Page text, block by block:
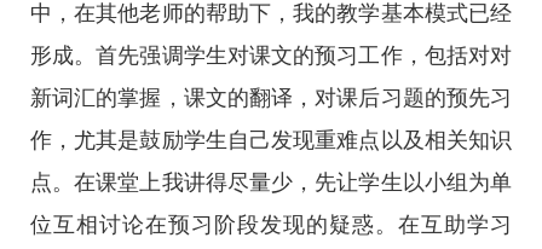
中，在其他老师的帮助下，我的教学基本模式已经
形成。首先强调学生对课文的预习工作，包括对对
新词汇的掌握，课文的翻译，对课后习题的预先习
作，尤其是鼓励学生自己发现重难点以及相关知识
点。在课堂上我讲得尽量少，先让学生以小组为单
位互相讨论在预习阶段发现的疑惑。在互助学习